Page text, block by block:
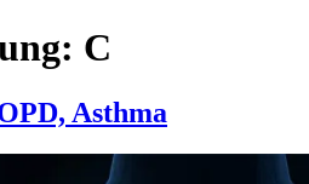
C
Asthma